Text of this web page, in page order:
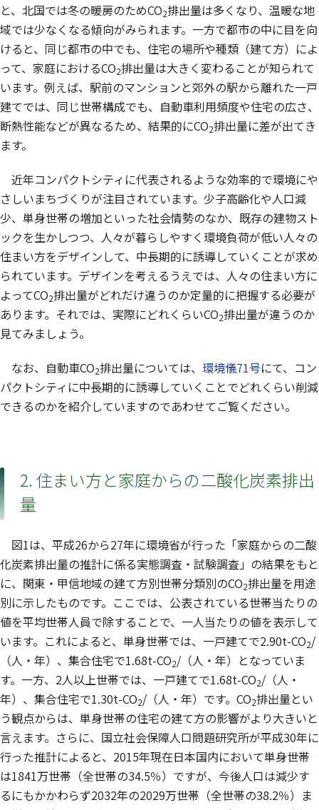
と、北国では冬の暖房のためCO2排出量は多くなり、温暖な地
域では少なくなる傾向がみられます。一方で都市の中に目を向
けると、同じ都市の中でも、住宅の場所や種類（建て方）によ
って、家庭におけるCO2排出量は大きく変わることが知られて
います。例えば、駅前のマンションと郊外の駅から離れた一戸
建てでは、同じ世帯構成でも、自動車利用頻度や住宅の広さ、
断熱性能などが異なるため、結果的にCO2排出量に差が出てき
ます。
近年コンパクトシティに代表されるような効率的で環境にや
さしいまちづくりが注目されています。少子高齢化や人口減
少、単身世帯の増加といった社会情勢のなか、既存の建物スト
ックを生かしつつ、人々が暮らしやすく環境負荷が低い人々の
住まい方をデザインして、中長期的に誘導していくことが求め
られています。デザインを考えるうえでは、人々の住まい方に
よってCO2排出量がどれだけ違うのか定量的に把握する必要が
あります。それでは、実際にどれくらいCO2排出量が違うのか
見てみましょう。
なお、自動車CO2排出量については、 環境儀71号にて、コン
パクトシティに中長期的に誘導していくことでどれくらい削減
できるのかを紹介していますのであわせてご覧ください。
2. 住まい方と家庭からの二酸化炭素排出
量
図1は、平成26から27年に環境省が行った「家庭からの二酸
化炭素排出量の推計に係る実態調査・試験調査」の結果をもと
に、関東・甲信地域の建て方別世帯分類別のCO2排出量を用途
別に示したものです。ここでは、公表されている世帯当たりの
値を平均世帯人員で除することで、一人当たりの値を表示して
います。これによると、単身世帯では、一戸建てで2.90t-CO2/
（人・年）、集合住宅で1.68t-CO2/（人・年）となっていま
す。一方、2人以上世帯では、一戸建てで1.68t-CO2/（人・
年）、集合住宅で1.30t-CO2/（人・年）です。CO2排出量とい
う観点からは、単身世帯の住宅の建て方の影響がより大きいと
言えます。さらに、国立社会保障人口問題研究所が平成30年に
行った推計によると、2015年現在日本国内において単身世帯
は1841万世帯（全世帯の34.5％）ですが、今後人口は減少す
るにもかかわらず2032年の2029万世帯（全世帯の38.2％）ま